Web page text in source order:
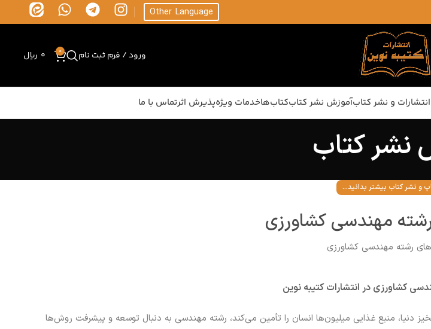
Other Language
ورود / فرم ثبت نام 0 ریال 0
انتشارات و نشر کتابآموزش نشر کتابکتاب‌هاخدمات ویژهپذیرش اثرتماس با ما
نشر کتاب
و نشر کتاب بیشتر بدانید...
مهندسی کشاورزی
کشاورزیدر انتشارات کتیبه نوین
منبع غذایی میلیون‌ها انسان را تأمین می‌کند، رشته مهندسی به دنبال توسعه و پیشرفت روش‌ها